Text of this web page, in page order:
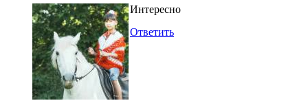
Интересно
Ответить